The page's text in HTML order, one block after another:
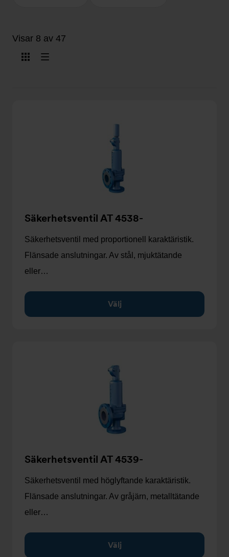
Visar 8 av 47
Visa
Visa
Säkerhetsventil AT 4538-
Säkerhetsventil med proportionell karaktäristik.
Flänsade anslutningar. Av stål, mjuktätande
eller…
Välj
Säkerhetsventil AT 4539-
Säkerhetsventil med höglyftande karaktäristik.
Flänsade anslutningar. Av gråjärn, metalltätande
eller…
Välj